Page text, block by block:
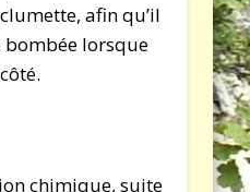
afin qu’il
bombée lorsque
chimique, suite